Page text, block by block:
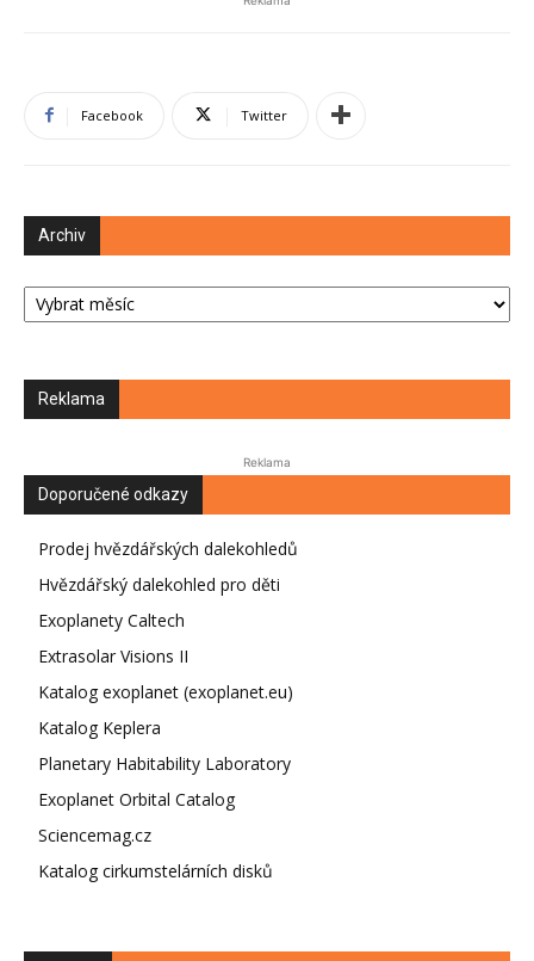
Facebook Twitter
Archiv
Archiv
Reklama
Reklama
Doporučené odkazy
Prodej hvězdářských dalekohledů
Hvězdářský dalekohled pro děti
Exoplanety Caltech
Extrasolar Visions II
Katalog exoplanet (exoplanet.eu)
Katalog Keplera
Planetary Habitability Laboratory
Exoplanet Orbital Catalog
Sciencemag.cz
Katalog cirkumstelárních disků